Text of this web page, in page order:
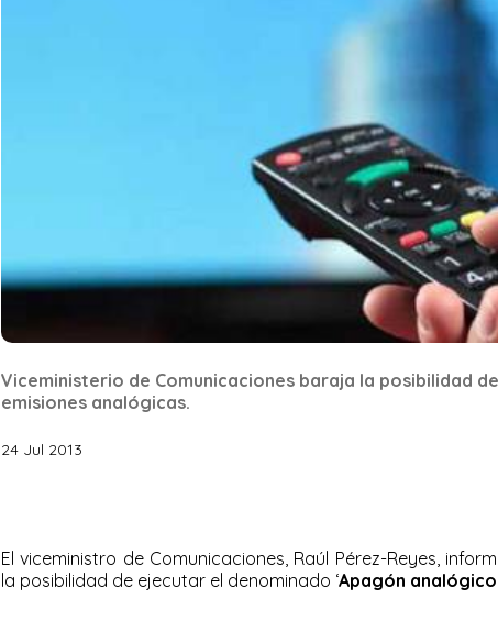
Viceministerio de Comunicaciones baraja la posibilidad
emisiones analógicas.
24 Jul 2013
El viceministro de Comunicaciones, Raúl Pérez-Reyes,
la posibilidad de ejecutar el denominado ‘Apagón analógico